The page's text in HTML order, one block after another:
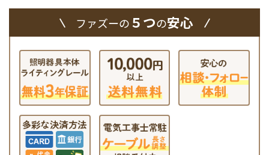
ファズーの５つの安心